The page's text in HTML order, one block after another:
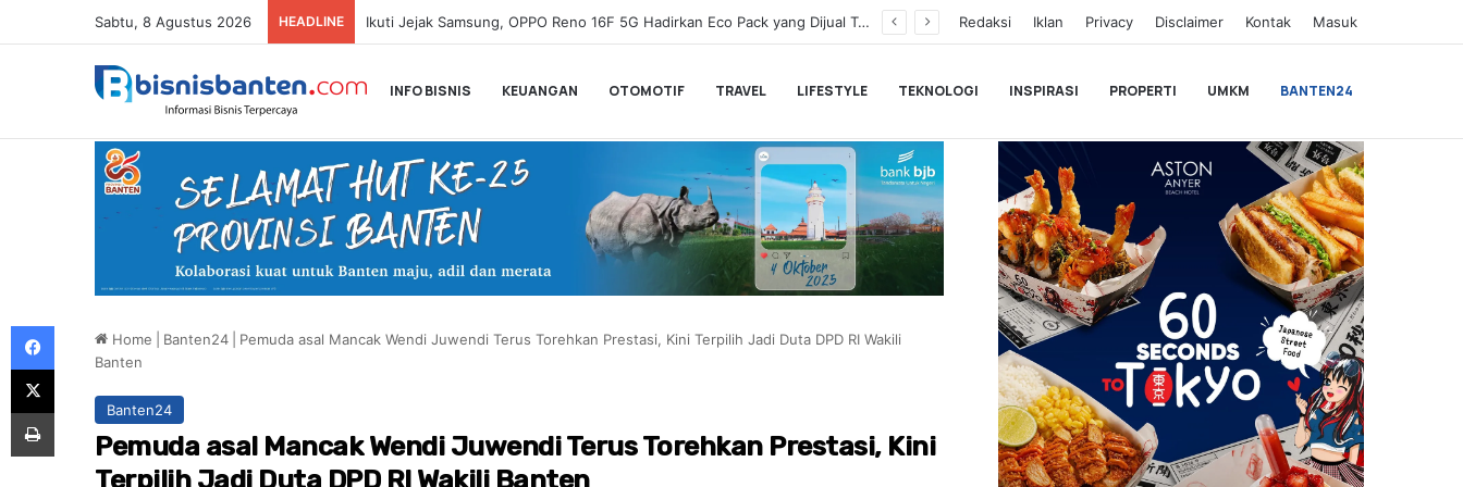
Sabtu, 8 Agustus 2026 HEADLINE Wamenkeu Juda Agung Optimis Ekonomi Tumbuh Kuat dan Fiskal Tetap Terjaga di Tengah Ketidakpastian Global Redaksi Iklan Privacy Disclaimer Kontak Masuk
INFO BISNIS KEUANGAN OTOMOTIF TRAVEL LIFESTYLE TEKNOLOGI INSPIRASI PROPERTI UMKM BANTEN24
Home Banten24
Pemuda asal Mancak Wendi Juwendi Terus Torehkan Prestasi, Kini Terpilih Jadi Duta DPD RI Wakili
Banten
Banten24
Pemuda asal Mancak Wendi Juwendi Terus Torehkan Prestasi, Kini
Terpilih Jadi Duta DPD RI Wakili Banten